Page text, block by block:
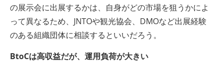
の展示会に出展するかは、自身がどの市場を狙うかによ
って異なるため、JNTOや観光協会、DMOなど出展経験
のある組織団体に相談するといいだろう。
BtoCは高収益だが、運用負荷が大きい